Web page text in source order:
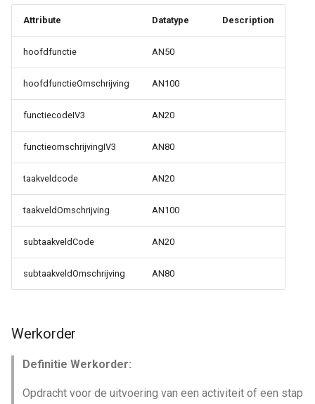
Attribute Datatype Description
hoofdfunctie AN50
hoofdfunctieOmschrijving AN100
functiecodeIV3 AN20
functieomschrijvingIV3 AN80
taakveldcode AN20
taakveldOmschrijving AN100
subtaakveldCode AN20
subtaakveldOmschrijving AN80
Werkorder
Definitie Werkorder:
Opdracht voor de uitvoering van een activiteit of een stap